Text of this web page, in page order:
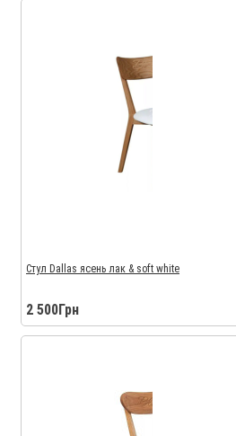
Стул Dallas ясень лак & soft white
2 500Грн